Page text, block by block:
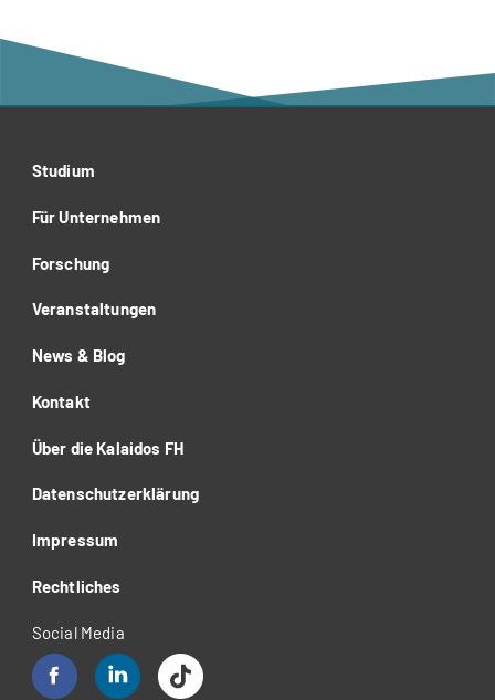
Studium
Für Unternehmen
Forschung
Veranstaltungen
News & Blog
Kontakt
Über die Kalaidos FH
Datenschutzerklärung
Impressum
Rechtliches
Social Media